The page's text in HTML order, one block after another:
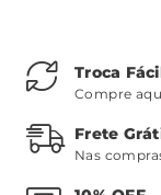
Troca
Compre
Frete
Nas